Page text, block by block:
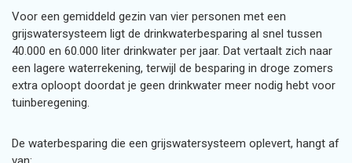
Voor een gemiddeld gezin van vier personen met een
grijswatersysteem ligt de drinkwaterbesparing al snel tussen
40.000 en 60.000 liter drinkwater per jaar. Dat vertaalt zich naar
een lagere waterrekening, terwijl de besparing in droge zomers
extra oploopt doordat je geen drinkwater meer nodig hebt voor
tuinberegening.
De waterbesparing die een grijswatersysteem oplevert, hangt af